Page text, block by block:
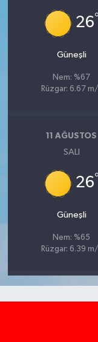
26°
Güneşli
Nem: %67
Rüzgar: 6.67
11 AĞUSTOS
SALI
26°
Güneşli
Nem: %65
Rüzgar: 6.39